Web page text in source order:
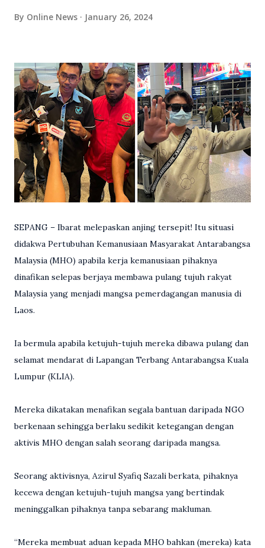
By Online News January 26, 2024
SEPANG – Ibarat melepaskan anjing tersepit! Itu situasi
didakwa Pertubuhan Kemanusiaan Masyarakat Antarabangsa
Malaysia (MHO) apabila kerja kemanusiaan pihaknya
dinafikan selepas berjaya membawa pulang tujuh rakyat
Malaysia yang menjadi mangsa pemerdagangan manusia di
Laos.
Ia bermula apabila ketujuh-tujuh mereka dibawa pulang dan
selamat mendarat di Lapangan Terbang Antarabangsa Kuala
Lumpur (KLIA).
Mereka dikatakan menafikan segala bantuan daripada NGO
berkenaan sehingga berlaku sedikit ketegangan dengan
aktivis MHO dengan salah seorang daripada mangsa.
Seorang aktivisnya, Azirul Syafiq Sazali berkata, pihaknya
kecewa dengan ketujuh-tujuh mangsa yang bertindak
meninggalkan pihaknya tanpa sebarang makluman.
“Mereka membuat aduan kepada MHO bahkan (mereka) kata